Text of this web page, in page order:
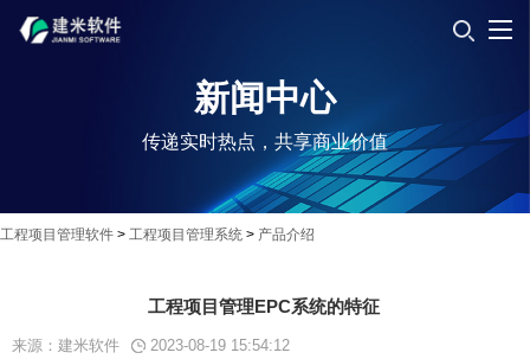
新闻中心
传递实时热点，共享商业价值
工程项目管理软件 > 工程项目管理系统 > 产品介绍
工程项目管理EPC系统的特征
来源：建米软件 2023-08-19 15:54:12